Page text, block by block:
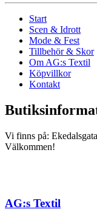
Start
Scen & Idrott
Mode & Fest
Tillbehör & Skor
Om AG:s Textil
Köpvillkor
Kontakt
Vi finns på:
Välkommen!
AG:s Textil